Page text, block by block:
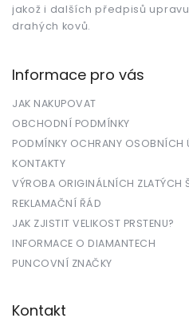
jakož i dalších předpisů
drahých kovů.
Informace pro vás
JAK NAKUPOVAT
OBCHODNÍ PODMÍNKY
PODMÍNKY OCHRANY OSOBNÍCH
KONTAKTY
VÝROBA ORIGINÁLNÍCH ZLATÝCH
REKLAMAČNÍ ŘÁD
JAK ZJISTIT VELIKOST PRSTENU?
INFORMACE O DIAMANTECH
PUNCOVNÍ ZNAČKY
Kontakt